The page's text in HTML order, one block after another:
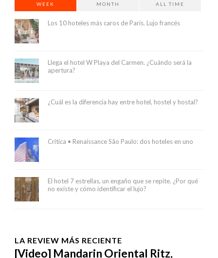
WEEK MONTH ALL TIME
Los 10 hoteles más caros de París. Lujo francés
Llega el hotel W Playa del Carmen. ¿Cuándo será la
apertura?
¿Cuál es la diferencia hay entre hotel, hostel y hostal?
Crítica • Renaissance São Paulo: dos hoteles en uno
El hotel 7 estrellas, un engaño que se repite. ¿Por qué
no existe y cómo identificar el lujo?
LA REVIEW MÁS RECIENTE
[Video] Mandarin Oriental Ritz,